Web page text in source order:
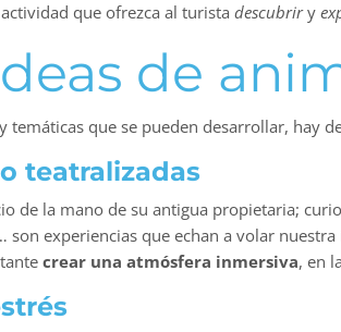
que ofrezca al turista descubriry
de
temáticas que se pueden desarrollar, hay
teatralizadas
de la mano de su antigua propietaria;
son experiencias que echan a volar
crear una atmósfera inmersiva, en